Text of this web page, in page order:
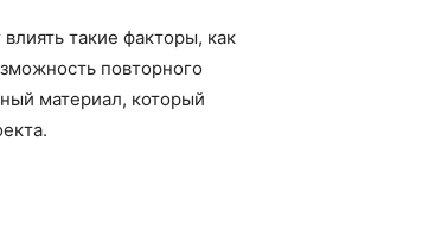
такие факторы, как
повторного
материал, который